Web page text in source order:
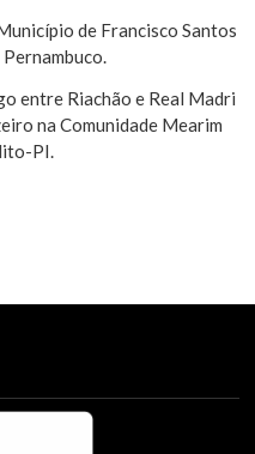
de Francisco Santos
entre Riachão e Real Madri
na Comunidade Mearim
PI.